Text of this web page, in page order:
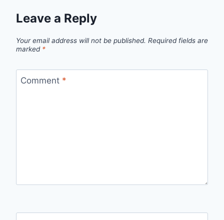
Leave a Reply
Your email address will not be published. Required fields are
marked *
Comment *